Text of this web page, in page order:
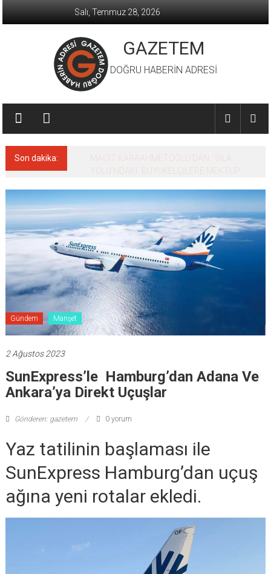
Salı, Temmuz 28, 2026
GAZETEM
DOĞRU HABERİN ADRESİ
Son dakika:
MACİT KARAAHMETOĞLU’DAN ‘SILA
YOLU’NDAKİ ’BÜYÜKELÇİLERE MEKTUP
Gündem Manşet
2 Ağustos 2023
SunExpress’le Hamburg’dan Adana Ve
Ankara’ya Direkt Uçuşlar
Gönderen: gazetem 0 yorum
Yaz tatilinin başlaması ile
SunExpress Hamburg’dan uçuş
ağına yeni rotalar ekledi.